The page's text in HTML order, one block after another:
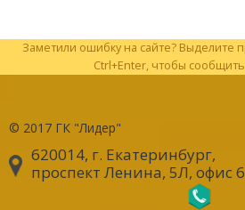
Заметили ошибку на сайте? Выделите
Ctrl+Enter, чтобы
© 2017 ГК "Лидер"
620014, г. Екатеринбург,
проспект Ленина, 5Л, офис